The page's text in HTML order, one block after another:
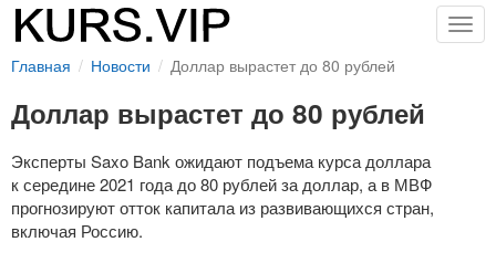
Главная Новости Доллар вырастет до 80 рублей
Доллар вырастет до 80 рублей
Эксперты Saxo Bank ожидают подъема курса доллара
к середине 2021 года до 80 рублей за доллар, а в МВФ
прогнозируют отток капитала из развивающихся стран,
включая Россию.